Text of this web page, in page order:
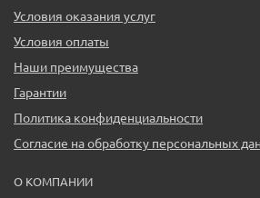
Условия оказания услуг
Условия оплаты
Наши преимущества
Гарантии
Политика конфиденциальности
Согласие на обработку персональных
О КОМПАНИИ